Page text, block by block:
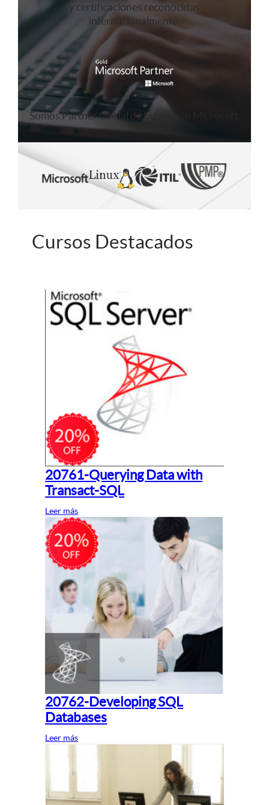
y certificaciones reconocidas
internacionalmente.
Somos Partner Oficial de Educación Microsoft.
Cursos Destacados
20761-Querying Data with
Transact-SQL
Leer más
20762-Developing SQL
Databases
Leer más